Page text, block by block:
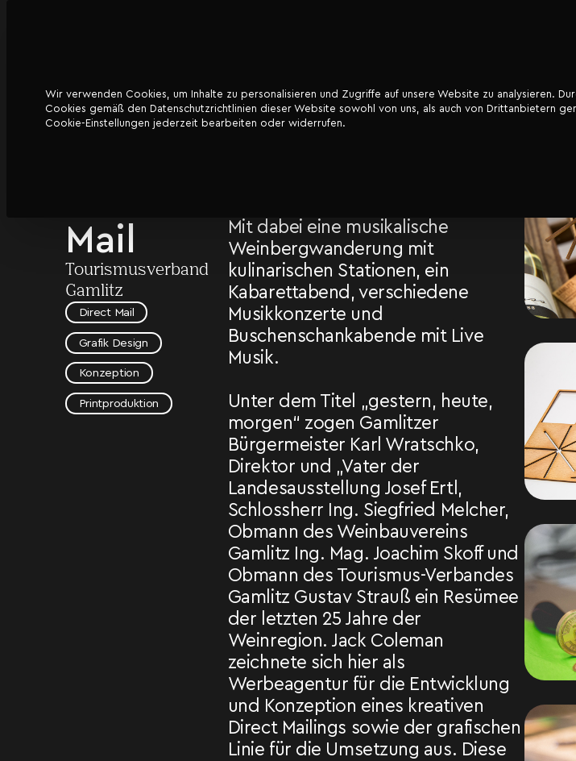
Tourismusverband
Mail
Tourismusverband
Gamlitz
Direct Mail
Grafik Design
Konzeption
Printproduktion
Im Jubiläumsjahr 2016 wurde den
Mit dabei eine musikalische
Weinbergwanderung mit
kulinarischen Stationen, ein
Kabarettabend, verschiedene
Musikkonzerte und
Buschenschankabende mit Live
Musik.
Unter dem Titel „gestern, heute,
morgen“ zogen Gamlitzer
Bürgermeister Karl Wratschko,
Direktor und „Vater der
Landesausstellung Josef Ertl,
Schlossherr Ing. Siegfried Melcher,
Obmann des Weinbauvereins
Gamlitz Ing. Mag. Joachim Skoff und
Obmann des Tourismus-Verbandes
Gamlitz Gustav Strauß ein Resümee
der letzten 25 Jahre der
Weinregion. Jack Coleman
zeichnete sich hier als
Werbeagentur für die Entwicklung
und Konzeption eines kreativen
Direct Mailings sowie der grafischen
Linie für die Umsetzung aus. Diese
DATENSCHUTZ
Wir verwenden Cookies, um Inhalte zu personalisieren und Zugriffe auf unsere Website zu analysieren.
Cookies gemäß den Datenschutzrichtlinien dieser Website sowohl von uns, als auch von Drittanbietern
Cookie-Einstellungen jederzeit bearbeiten oder widerrufen.